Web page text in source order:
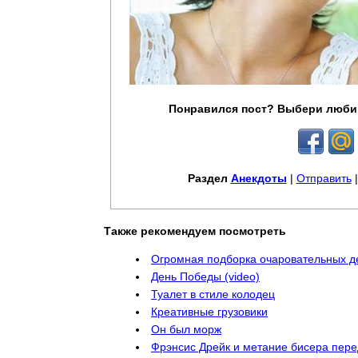
Понравился пост? Выбери
Раздел Анекдоты | Отправить
Также рекомендуем посмотреть
Огромная подборка очаровательных
День Победы (video)
Туалет в стиле колодец
Креативные грузовики
Он был морж
Фрэнсис Дрейк и метание бисера